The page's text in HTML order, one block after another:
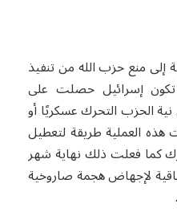
منع حزب الله من تنفيذ
إسرائيل حصلت على
الحزب التحرك عسكريًا أو
هذه العملية طريقة لتعطيل
كما فعلت ذلك نهاية شهر
استباقية لإجهاض هجمة صاروخية